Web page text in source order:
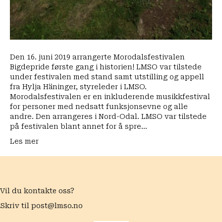
Den 16. juni 2019 arrangerte Morodalsfestivalen
Bigdepride første gang i historien! LMSO var tilstede
under festivalen med stand samt utstilling og appell
fra Hylja Häninger, styreleder i LMSO.
Morodalsfestivalen er en inkluderende musikkfestival
for personer med nedsatt funksjonsevne og alle
andre. Den arrangeres i Nord-Odal. LMSO var tilstede
på festivalen blant annet for å spre…
Les mer
Vil du kontakte oss?
Skriv til post@lmso.no